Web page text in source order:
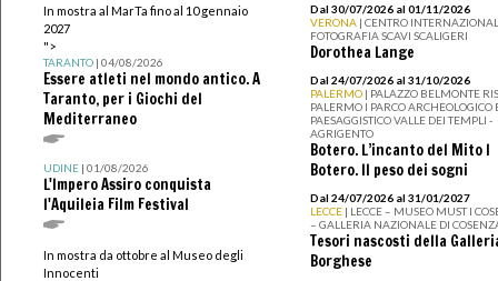
In mostra al MarTa fino al 10 gennaio
2027
">
TARANTO| 04/08/2026
Essere atleti nel mondo antico. A
Taranto, per i Giochi del
Mediterraneo
UDINE| 01/08/2026
L'Impero Assiro conquista
l'Aquileia Film Festival
In mostra da ottobre al Museo degli
Innocenti
Dal 30/07/2026 al 01/11/2026
VERONA | CENTRO
FOTOGRAFIA SCAVI SCALIGERI
Dorothea Lange
Dal 24/07/2026 al 31/10/2026
PALERMO | PALAZZO BELMONTE
PALERMO I PARCO ARCHEOLOGICO
PAESAGGISTICO VALLE DEI TEMPLI -
AGRIGENTO
Botero. L’incanto del Mito I
Botero. Il peso dei sogni
Dal 24/07/2026 al 31/01/2027
LECCE | LECCE – MUSEO MUST I
– GALLERIA NAZIONALE DI
Tesori nascosti della
Borghese